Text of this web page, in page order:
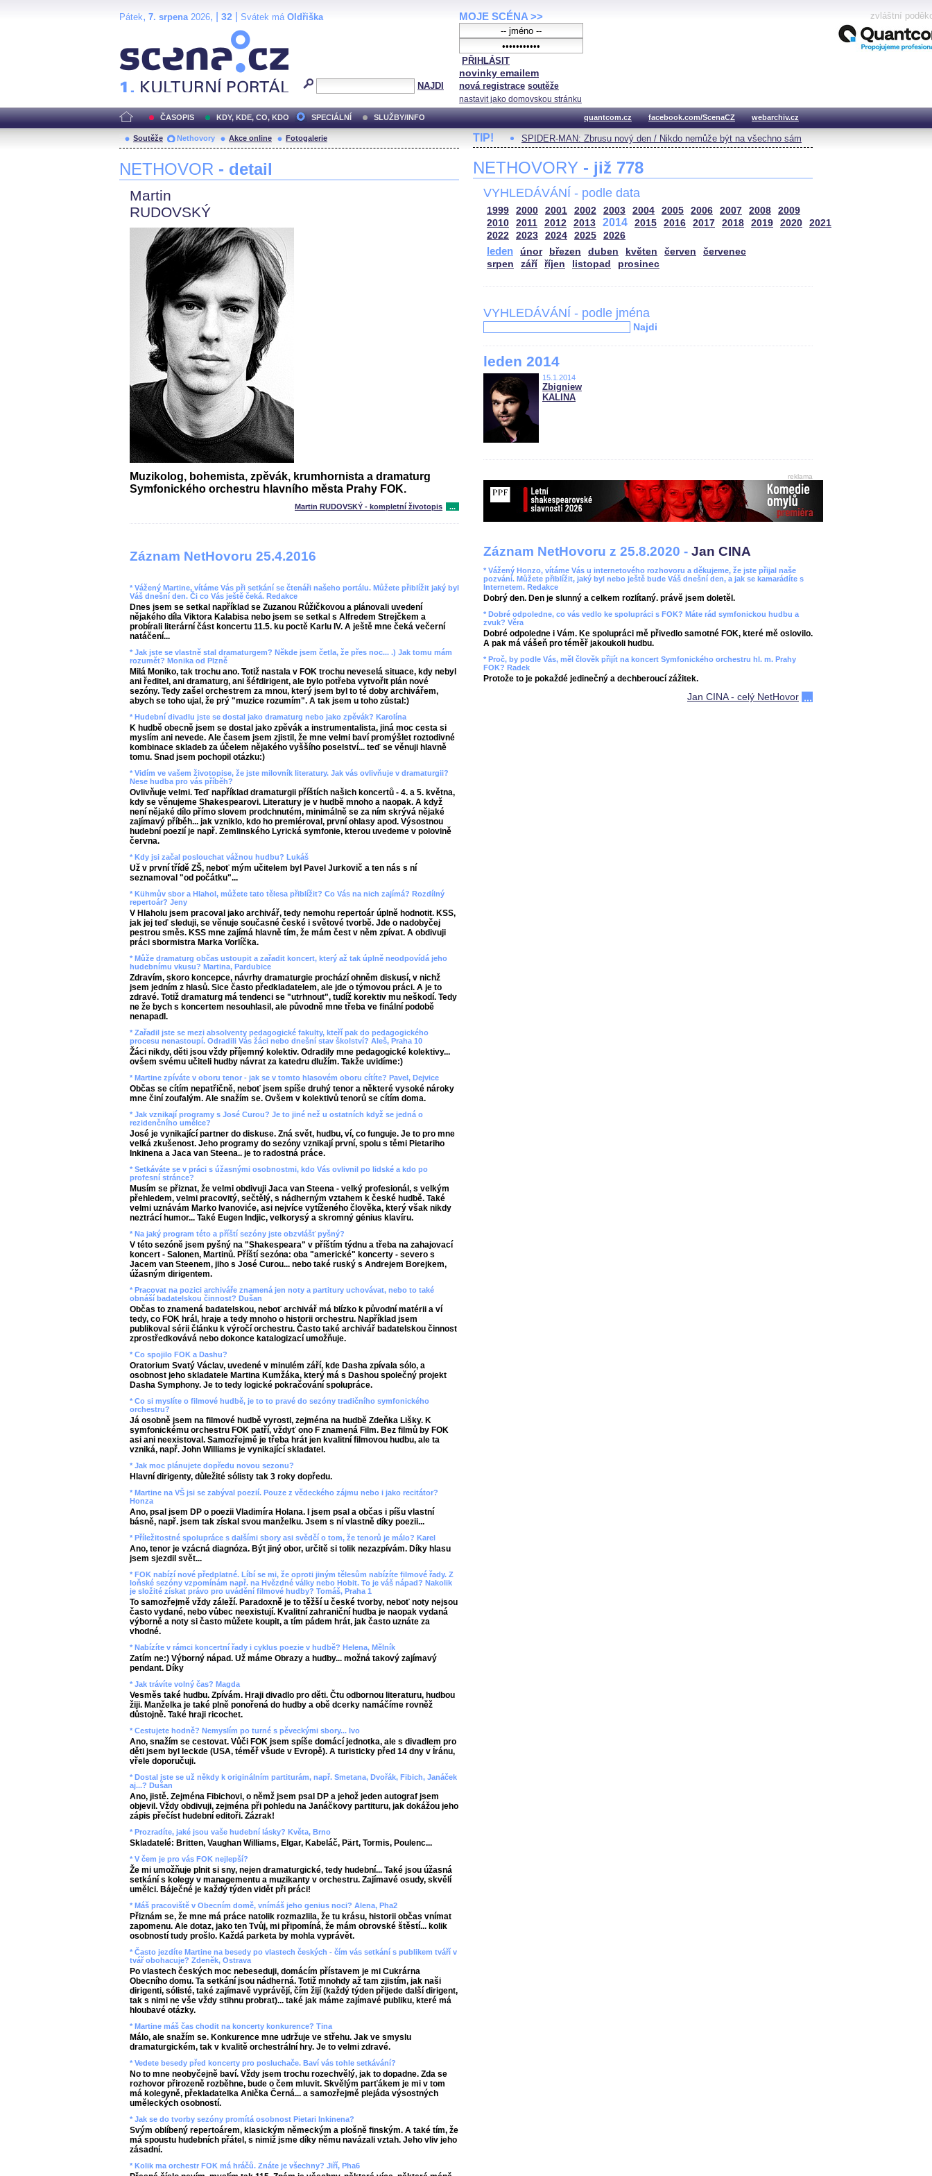
Pátek, 7. srpena2026, | 32 Svátek má Oldřiška
NAJDI
MOJE SCÉNA >>
PŘIHLÁSIT
novinky emailem
nová registrace soutěže
nastavit jako domovskou stránku
zvláštní
ČASOPIS KDY, KDE, CO, KDO SPECIÁLNÍ SLUŽBY/INFO quantcom.cz facebook.com/ScenaCZ webarchiv.cz
Soutěže Nethovory Akce online Fotogalerie
NETHOVOR - detail
Martin
RUDOVSKÝ
Muzikolog, bohemista, zpěvák, krumhornista a dramaturg
Symfonického orchestru hlavního města Prahy FOK.
Martin RUDOVSKÝ - kompletní životopis ...
Záznam NetHovoru 25.4.2016
* Vážený Martine, vítáme Vás při setkání se čtenáři našeho portálu. Můžete přiblížit jaký byl
Váš dnešní den. Či co Vás ještě čeká. Redakce
Dnes jsem se setkal například se Zuzanou Růžičkovou a plánovali uvedení
nějakého díla Viktora Kalabisa nebo jsem se setkal s Alfredem Strejčkem a
probírali literární část koncertu 11.5. ku poctě Karlu IV. A ještě mne čeká večerní
natáčení...
* Jak jste se vlastně stal dramaturgem? Někde jsem četla, že přes noc... .) Jak tomu mám
rozumět? Monika od Plzně
Milá Moniko, tak trochu ano. Totiž nastala v FOK trochu neveselá situace, kdy nebyl
ani ředitel, ani dramaturg, ani šéfdirigent, ale bylo potřeba vytvořit plán nové
sezóny. Tedy zašel orchestrem za mnou, který jsem byl to té doby archivářem,
abych se toho ujal, že prý "muzice rozumím". A tak jsem u toho zůstal:)
* Hudební divadlu jste se dostal jako dramaturg nebo jako zpěvák? Karolína
K hudbě obecně jsem se dostal jako zpěvák a instrumentalista, jiná moc cesta si
myslím ani nevede. Ale časem jsem zjistil, že mne velmi baví promýšlet roztodivné
kombinace skladeb za účelem nějakého vyššího poselství... teď se věnuji hlavně
tomu. Snad jsem pochopil otázku:)
* Vidím ve vašem životopise, že jste milovník literatury. Jak vás ovlivňuje v dramaturgii?
Nese hudba pro vás příběh?
Ovlivňuje velmi. Teď například dramaturgii příštích našich koncertů - 4. a 5. května,
kdy se věnujeme Shakespearovi. Literatury je v hudbě mnoho a naopak. A když
není nějaké dílo přímo slovem prodchnutém, minimálně se za ním skrývá nějaké
zajímavý příběh... jak vzniklo, kdo ho premiéroval, první ohlasy apod. Výsostnou
hudební poezií je např. Zemlinského Lyrická symfonie, kterou uvedeme v polovině
června.
* Kdy jsi začal poslouchat vážnou hudbu? Lukáš
Už v první třídě ZŠ, neboť mým učitelem byl Pavel Jurkovič a ten nás s ní
seznamoval "od počátku"...
* Kühmův sbor a Hlahol, můžete tato tělesa přiblížit? Co Vás na nich zajímá? Rozdílný
repertoár? Jeny
V Hlaholu jsem pracoval jako archivář, tedy nemohu repertoár úplně hodnotit. KSS,
jak jej teď sleduji, se věnuje současné české i světové tvorbě. Jde o nadobyčej
pestrou směs. KSS mne zajímá hlavně tím, že mám čest v něm zpívat. A obdivuji
práci sbormistra Marka Vorlíčka.
* Může dramaturg občas ustoupit a zařadit koncert, který až tak úplně neodpovídá jeho
hudebnímu vkusu? Martina, Pardubice
Zdravím, skoro koncepce, návrhy dramaturgie prochází ohněm diskusí, v nichž
jsem jedním z hlasů. Sice často předkladatelem, ale jde o týmovou práci. A je to
zdravé. Totiž dramaturg má tendenci se "utrhnout", tudíž korektiv mu neškodí. Tedy
ne že bych s koncertem nesouhlasil, ale původně mne třeba ve finální podobě
nenapadl.
* Zařadil jste se mezi absolventy pedagogické fakulty, kteří pak do pedagogického
procesu nenastoupí. Odradili Vás žáci nebo dnešní stav školství? Aleš, Praha 10
Žáci nikdy, děti jsou vždy příjemný kolektiv. Odradily mne pedagogické kolektivy...
ovšem svému učiteli hudby návrat za katedru dlužím. Takže uvidíme:)
* Martine zpíváte v oboru tenor - jak se v tomto hlasovém oboru cítíte? Pavel, Dejvice
Občas se cítím nepatřičně, neboť jsem spíše druhý tenor a některé vysoké nároky
mne činí zoufalým. Ale snažím se. Ovšem v kolektivů tenorů se cítím doma.
* Jak vznikají programy s José Curou? Je to jiné než u ostatních když se jedná o
rezidenčního umělce?
José je vynikající partner do diskuse. Zná svět, hudbu, ví, co funguje. Je to pro mne
velká zkušenost. Jeho programy do sezóny vznikají první, spolu s těmi Pietariho
Inkinena a Jaca van Steena.. je to radostná práce.
* Setkáváte se v práci s úžasnými osobnostmi, kdo Vás ovlivnil po lidské a kdo po
profesní stránce?
Musím se přiznat, že velmi obdivuji Jaca van Steena - velký profesionál, s velkým
přehledem, velmi pracovitý, sečtělý, s nádherným vztahem k české hudbě. Také
velmi uznávám Marko Ivanoviće, asi nejvíce vytíženého člověka, který však nikdy
neztrácí humor... Také Eugen Indjic, velkorysý a skromný génius klavíru.
* Na jaký program této a příští sezóny jste obzvlášť pyšný?
V této sezóně jsem pyšný na "Shakespeara" v příštím týdnu a třeba na zahajovací
koncert - Salonen, Martinů. Příští sezóna: oba "americké" koncerty - severo s
Jacem van Steenem, jiho s José Curou... nebo také ruský s Andrejem Borejkem,
úžasným dirigentem.
* Pracovat na pozici archiváře znamená jen noty a partitury uchovávat, nebo to také
obnáší badatelskou činnost? Dušan
Občas to znamená badatelskou, neboť archivář má blízko k původní matérii a ví
tedy, co FOK hrál, hraje a tedy mnoho o historii orchestru. Například jsem
publikoval sérii článku k výročí orchestru. Často také archivář badatelskou činnost
zprostředkovává nebo dokonce katalogizací umožňuje.
* Co spojilo FOK a Dashu?
Oratorium Svatý Václav, uvedené v minulém září, kde Dasha zpívala sólo, a
osobnost jeho skladatele Martina Kumžáka, který má s Dashou společný projekt
Dasha Symphony. Je to tedy logické pokračování spolupráce.
* Co si myslíte o filmové hudbě, je to to pravé do sezóny tradičního symfonického
orchestru?
Já osobně jsem na filmové hudbě vyrostl, zejména na hudbě Zdeňka Lišky. K
symfonickému orchestru FOK patří, vždyť ono F znamená Film. Bez filmů by FOK
asi ani neexistoval. Samozřejmě je třeba hrát jen kvalitní filmovou hudbu, ale ta
vzniká, např. John Williams je vynikající skladatel.
* Jak moc plánujete dopředu novou sezonu?
Hlavní dirigenty, důležité sólisty tak 3 roky dopředu.
* Martine na VŠ jsi se zabýval poezií. Pouze z vědeckého zájmu nebo i jako recitátor?
Honza
Ano, psal jsem DP o poezii Vladimíra Holana. I jsem psal a občas i píšu vlastní
básně, např. jsem tak získal svou manželku. Jsem s ní vlastně díky poezii...
* Příležitostné spolupráce s dalšími sbory asi svědčí o tom, že tenorů je málo? Karel
Ano, tenor je vzácná diagnóza. Být jiný obor, určitě si tolik nezazpívám. Díky hlasu
jsem sjezdil svět...
* FOK nabízí nové předplatné. Líbí se mi, že oproti jiným tělesům nabízíte filmové řady. Z
loňské sezóny vzpomínám např. na Hvězdné války nebo Hobit. To je váš nápad? Nakolik
je složité získat právo pro uvádění filmové hudby? Tomáš, Praha 1
To samozřejmě vždy záleží. Paradoxně je to těžší u české tvorby, neboť noty nejsou
často vydané, nebo vůbec neexistují. Kvalitní zahraniční hudba je naopak vydaná
výborně a noty si často můžete koupit, a tím pádem hrát, jak často uznáte za
vhodné.
* Nabízíte v rámci koncertní řady i cyklus poezie v hudbě? Helena, Mělník
Zatím ne:) Výborný nápad. Už máme Obrazy a hudby... možná takový zajímavý
pendant. Díky
* Jak trávíte volný čas? Magda
Vesměs také hudbu. Zpívám. Hraji divadlo pro děti. Čtu odbornou literaturu, hudbou
žiji. Manželka je také plně ponořená do hudby a obě dcerky namáčíme rovněž
důstojně. Také hraji ricochet.
* Cestujete hodně? Nemyslím po turné s pěveckými sbory... Ivo
Ano, snažím se cestovat. Vůči FOK jsem spíše domácí jednotka, ale s divadlem pro
děti jsem byl leckde (USA, téměř všude v Evropě). A turisticky před 14 dny v Íránu,
vřele doporučuji.
* Dostal jste se už někdy k originálním partiturám, např. Smetana, Dvořák, Fibich, Janáček
aj...? Dušan
Ano, jistě. Zejména Fibichovi, o němž jsem psal DP a jehož jeden autograf jsem
objevil. Vždy obdivuji, zejména při pohledu na Janáčkovy partituru, jak dokážou jeho
zápis přečíst hudební editoři. Zázrak!
* Prozradíte, jaké jsou vaše hudební lásky? Květa, Brno
Skladatelé: Britten, Vaughan Williams, Elgar, Kabeláč, Pärt, Tormis, Poulenc...
* V čem je pro vás FOK nejlepší?
Že mi umožňuje plnit si sny, nejen dramaturgické, tedy hudební... Také jsou úžasná
setkání s kolegy v managementu a muzikanty v orchestru. Zajímavé osudy, skvělí
umělci. Báječné je každý týden vidět při práci!
* Máš pracoviště v Obecním domě, vnímáš jeho genius noci? Alena, Pha2
Přiznám se, že mne má práce natolik rozmazlila, že tu krásu, historii občas vnímat
zapomenu. Ale dotaz, jako ten Tvůj, mi připomíná, že mám obrovské štěstí... kolik
osobností tudy prošlo. Každá parketa by mohla vyprávět.
* Často jezdíte Martine na besedy po vlastech českých - čím vás setkání s publikem tváří v
tvář obohacuje? Zdeněk, Ostrava
Po vlastech českých moc nebeseduji, domácím přístavem je mi Cukrárna
Obecního domu. Ta setkání jsou nádherná. Totiž mnohdy až tam zjistím, jak naši
dirigenti, sólisté, také zajímavě vyprávějí, čím žijí (každý týden přijede další dirigent,
tak s nimi ne vše vždy stihnu probrat)... také jak máme zajímavé publiku, které má
hloubavé otázky.
* Martine máš čas chodit na koncerty konkurence? Tina
Málo, ale snažím se. Konkurence mne udržuje ve střehu. Jak ve smyslu
dramaturgickém, tak v kvalitě orchestrální hry. Je to velmi zdravé.
* Vedete besedy před koncerty pro posluchače. Baví vás tohle setkávání?
No to mne neobyčejně baví. Vždy jsem trochu rozechvělý, jak to dopadne. Zda se
rozhovor přirozeně rozběhne, bude o čem mluvit. Skvělým parťákem je mi v tom
má kolegyně, překladatelka Anička Černá... a samozřejmě plejáda výsostných
uměleckých osobností.
* Jak se do tvorby sezóny promítá osobnost Pietari Inkinena?
Svým oblíbený repertoárem, klasickým německým a plošně finským. A také tím, že
má spoustu hudebních přátel, s nimiž jsme díky němu navázali vztah. Jeho vliv jeho
zásadní.
* Kolik ma orchestr FOK má hráčů. Znáte je všechny? Jiří, Pha6
TIP! SPIDER-MAN: Zbrusu nový den / Nikdo nemůže být na všechno sám
NETHOVORY - již 778
VYHLEDÁVÁNÍ - podle data
1999 2000 2001 2002 2003 2004 2005 2006 2007 2008
2009
2010
2011 2012 2013 2014 2015 2016 2017 2018 2019 2020
2021
2022
2023 2024 2025 2026
leden únor březen duben květen červen
červenec
srpen
září říjen listopad prosinec
VYHLEDÁVÁNÍ - podle jména
Najdi
leden 2014
15.1.2014
Zbigniew
KALINA
reklama
Záznam NetHovoru z 25.8.2020 - Jan CINA
* Vážený Honzo, vítáme Vás u internetového rozhovoru a děkujeme, že jste přijal naše
pozvání. Můžete přiblížit, jaký byl nebo ještě bude Váš dnešní den, a jak se kamarádíte s
Internetem. Redakce
Dobrý den. Den je slunný a celkem rozlítaný. právě jsem doletěl.
* Dobré odpoledne, co vás vedlo ke spolupráci s FOK? Máte rád symfonickou hudbu a
zvuk? Věra
Dobré odpoledne i Vám. Ke spolupráci mě přivedlo samotné FOK, které mě oslovilo.
A pak má vášeň pro téměř jakoukoli hudbu.
* Proč, by podle Vás, měl člověk přijít na koncert Symfonického orchestru hl. m. Prahy
FOK? Radek
Protože to je pokaždé jedinečný a dechberoucí zážitek.
Jan CINA - celý NetHovor